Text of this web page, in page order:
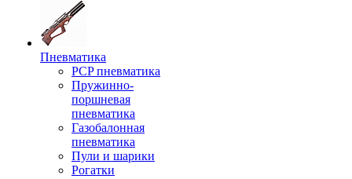
Пневматика
PCP пневматика
Пружинно-
поршневая
пневматика
Газобалонная
пневматика
Пули и шарики
Рогатки